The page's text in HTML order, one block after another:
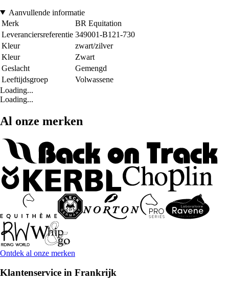
Aanvullende informatie
Merk
BR Equitation
Leveranciersreferentie 349001-B121-730
Kleur
zwart/zilver
Kleur
Zwart
Geslacht
Gemengd
Leeftijdsgroep
Volwassene
Loading...
Loading...
Al onze merken
Ontdek al onze merken
Klantenservice in Frankrijk